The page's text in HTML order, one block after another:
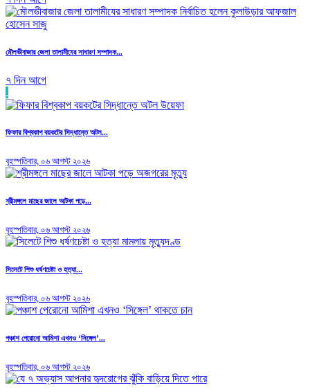
মৌলভীবাজার জেলা তালামীযের সাধারণ সম্পাদক...
৭ দিন আগে
.
ফিফার বিশ্বকাপ বয়কটের সিদ্ধান্তে অটল...
বৃহস্পতিবার, ০৬ আগস্ট ২০২৬
শ্রীমঙ্গলে মাছের জালে আটকা পড়ে...
বৃহস্পতিবার, ০৬ আগস্ট ২০২৬
সিলেটে শিশু ধর্ষণচেষ্টা ও হত্যা...
বৃহস্পতিবার, ০৬ আগস্ট ২০২৬
পঞ্চাশ পেরোনো আমিশা এখনও ‘সিঙ্গেল’...
বৃহস্পতিবার, ০৬ আগস্ট ২০২৬